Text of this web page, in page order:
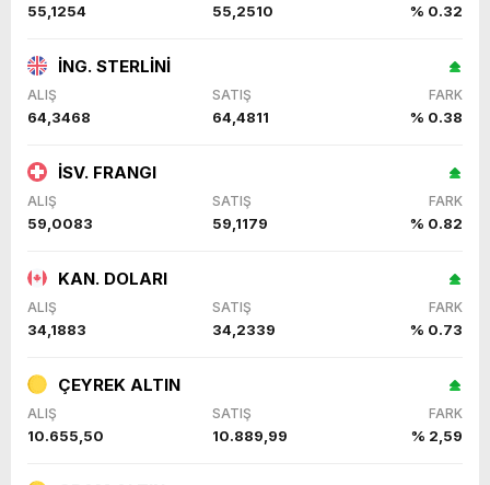
55,1254 55,2510 % 0.32
İNG. STERLİNİ
ALIŞ SATIŞ FARK
64,3468 64,4811 % 0.38
İSV. FRANGI
ALIŞ SATIŞ FARK
59,0083 59,1179 % 0.82
KAN. DOLARI
ALIŞ SATIŞ FARK
34,1883 34,2339 % 0.73
ÇEYREK ALTIN
ALIŞ SATIŞ FARK
10.655,50 10.889,99 % 2,59